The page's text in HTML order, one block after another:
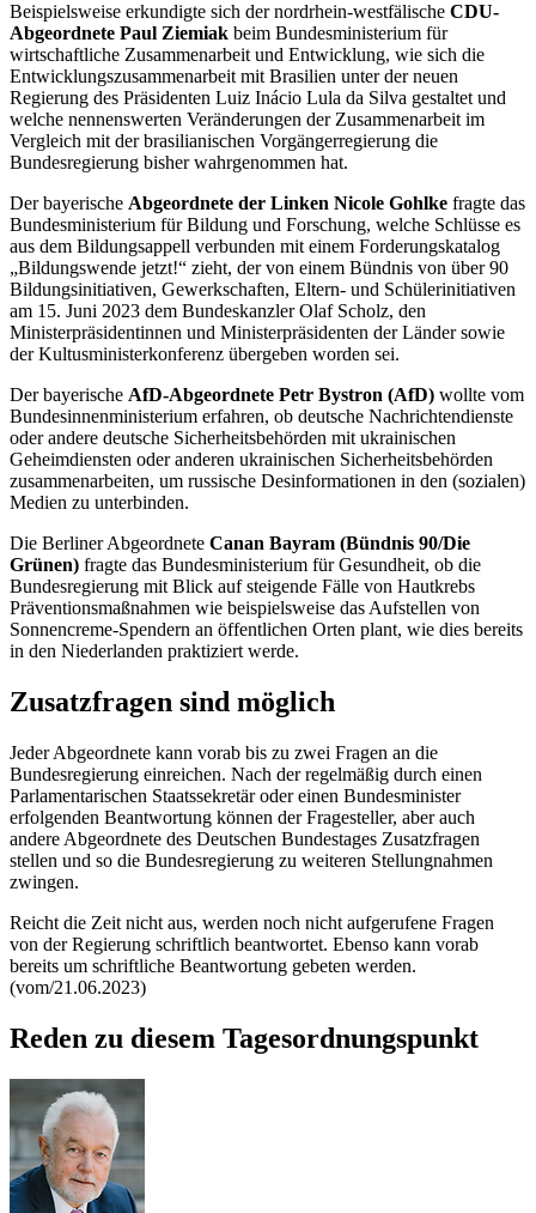
Beispielsweise erkundigte sich der nordrhein-westfälische CDU-
Abgeordnete Paul Ziemiak beim Bundesministerium für
wirtschaftliche Zusammenarbeit und Entwicklung, wie sich die
Entwicklungszusammenarbeit mit Brasilien unter der neuen
Regierung des Präsidenten Luiz Inácio Lula da Silva gestaltet und
welche nennenswerten Veränderungen der Zusammenarbeit im
Vergleich mit der brasilianischen Vorgängerregierung die
Bundesregierung bisher wahrgenommen hat.
Der bayerische Abgeordnete der Linken Nicole Gohlke fragte das
Bundesministerium für Bildung und Forschung, welche Schlüsse es
aus dem Bildungsappell verbunden mit einem Forderungskatalog
„Bildungswende jetzt!“ zieht, der von einem Bündnis von über 90
Bildungsinitiativen, Gewerkschaften, Eltern- und Schülerinitiativen
am 15. Juni 2023 dem Bundeskanzler Olaf Scholz, den
Ministerpräsidentinnen und Ministerpräsidenten der Länder sowie
der Kultusministerkonferenz übergeben worden sei.
Der bayerische AfD-Abgeordnete Petr Bystron (AfD) wollte vom
Bundesinnenministerium erfahren, ob deutsche Nachrichtendienste
oder andere deutsche Sicherheitsbehörden mit ukrainischen
Geheimdiensten oder anderen ukrainischen Sicherheitsbehörden
zusammenarbeiten, um russische Desinformationen in den (sozialen)
Medien zu unterbinden.
Die Berliner Abgeordnete Canan Bayram (Bündnis 90/Die
Grünen) fragte das Bundesministerium für Gesundheit, ob die
Bundesregierung mit Blick auf steigende Fälle von Hautkrebs
Präventionsmaßnahmen wie beispielsweise das Aufstellen von
Sonnencreme-Spendern an öffentlichen Orten plant, wie dies bereits
in den Niederlanden praktiziert werde.
Zusatzfragen sind möglich
Jeder Abgeordnete kann vorab bis zu zwei Fragen an die
Bundesregierung einreichen. Nach der regelmäßig durch einen
Parlamentarischen Staatssekretär oder einen Bundesminister
erfolgenden Beantwortung können der Fragesteller, aber auch
andere Abgeordnete des Deutschen Bundestages Zusatzfragen
stellen und so die Bundesregierung zu weiteren Stellungnahmen
zwingen.
Reicht die Zeit nicht aus, werden noch nicht aufgerufene Fragen
von der Regierung schriftlich beantwortet. Ebenso kann vorab
bereits um schriftliche Beantwortung gebeten werden.
(vom/21.06.2023)
Reden zu diesem Tagesordnungspunkt